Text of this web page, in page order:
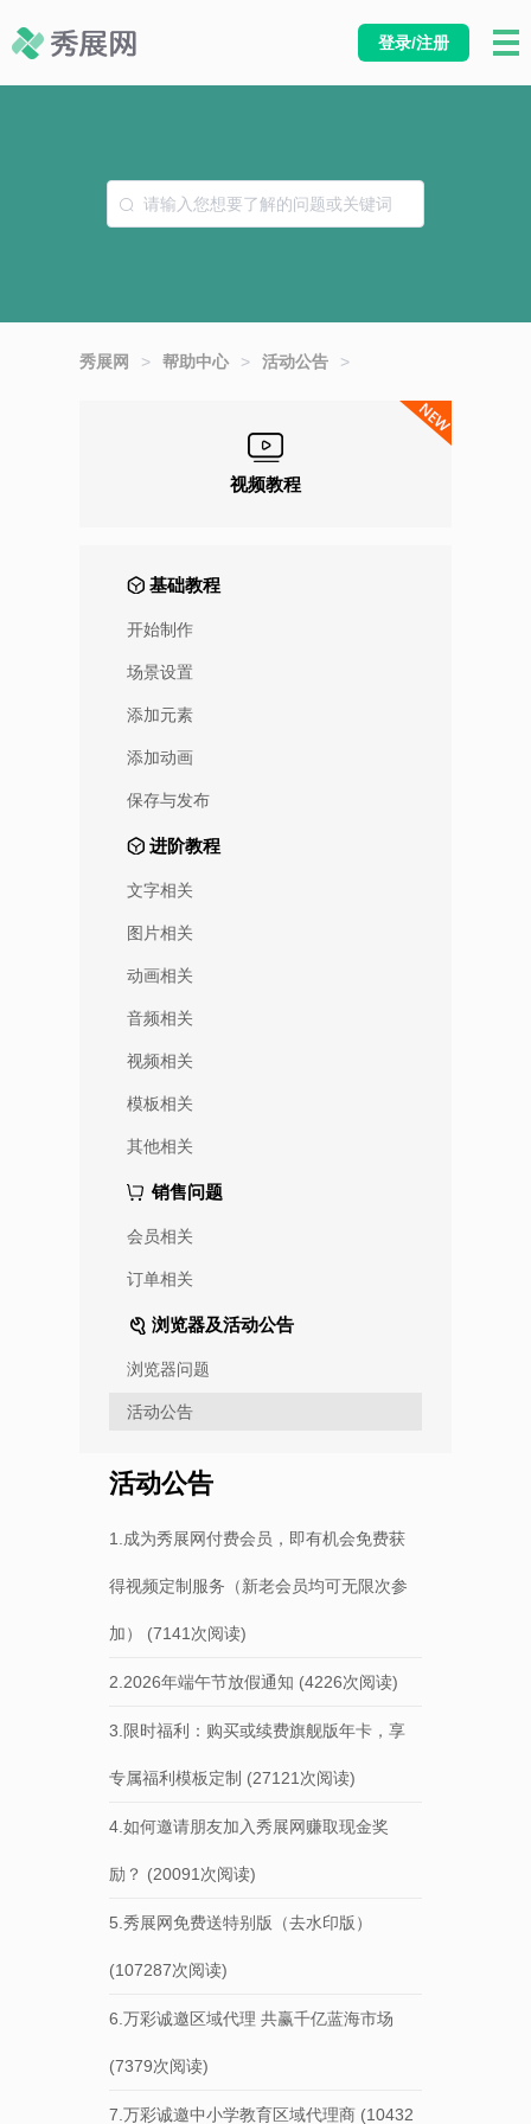
登录/注册
秀展网 > 帮助中心 > 活动公告 >
视频教程
基础教程
开始制作
场景设置
添加元素
添加动画
保存与发布
进阶教程
文字相关
图片相关
动画相关
音频相关
视频相关
模板相关
其他相关
销售问题
会员相关
订单相关
浏览器及活动公告
浏览器问题
活动公告
活动公告
1.成为秀展网付费会员，即有机会免费获
得视频定制服务（新老会员均可无限次参
加） (7141次阅读)
2.2026年端午节放假通知 (4226次阅读)
3.限时福利：购买或续费旗舰版年卡，享
专属福利模板定制 (27121次阅读)
4.如何邀请朋友加入秀展网赚取现金奖
励？ (20091次阅读)
5.秀展网免费送特别版（去水印版）
(107287次阅读)
6.万彩诚邀区域代理 共赢千亿蓝海市场
(7379次阅读)
7.万彩诚邀中小学教育区域代理商 (10432